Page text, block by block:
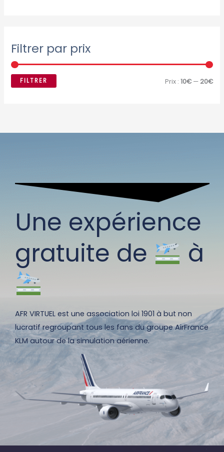
Filtrer par prix
FILTRER Prix : 10€—20€
Une expérience
gratuite de
à
AFR VIRTUEL est une association loi 1901 à but non
lucratif regroupant tous les fans du groupe AirFrance
KLM autour de la simulation aérienne.